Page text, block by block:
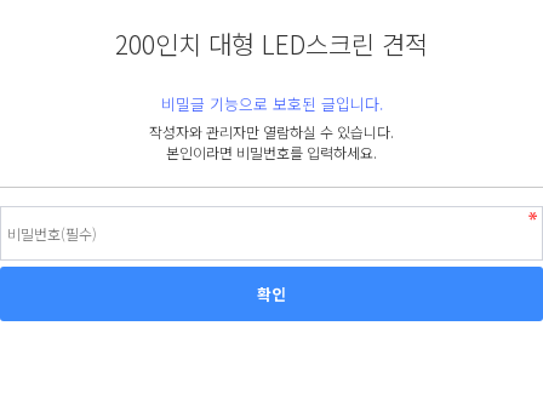
200인치 대형 LED스크린 견적
비밀글 기능으로 보호된 글입니다.
작성자와 관리자만 열람하실 수 있습니다.
본인이라면 비밀번호를 입력하세요.